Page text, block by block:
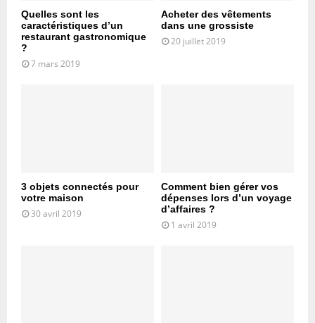
Quelles sont les
caractéristiques d’un
restaurant gastronomique
?
7 mars 2019
Acheter des vêtements
dans une grossiste
20 juillet 2019
3 objets connectés pour
votre maison
30 avril 2019
Comment bien gérer vos
dépenses lors d’un voyage
d’affaires ?
1 avril 2019